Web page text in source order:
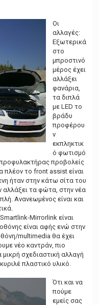
Οι
αλλαγές:
Eξωτερικά
στο
μπροστινό
μέρος έχει
αλλάξει
φανάρια,
τα διπλά
με LED το
βράδυ
προφέρου
ν
εκπληκτικ
ό φωτισμό
προβολείς
πλέον το front assist είναι
ήταν στην κάτω σίτα του
τα φώτα, στην νέα
Ανανεωμένος είναι και
Mirrorlink είναι
είναι αφής ενώ στην
multimedia θα έχει
νέο καντράν, πιο
σχεδιαστική αλλαγή
πλαστικό υλικό.
Ότι και να
πούμε
εμείς σας